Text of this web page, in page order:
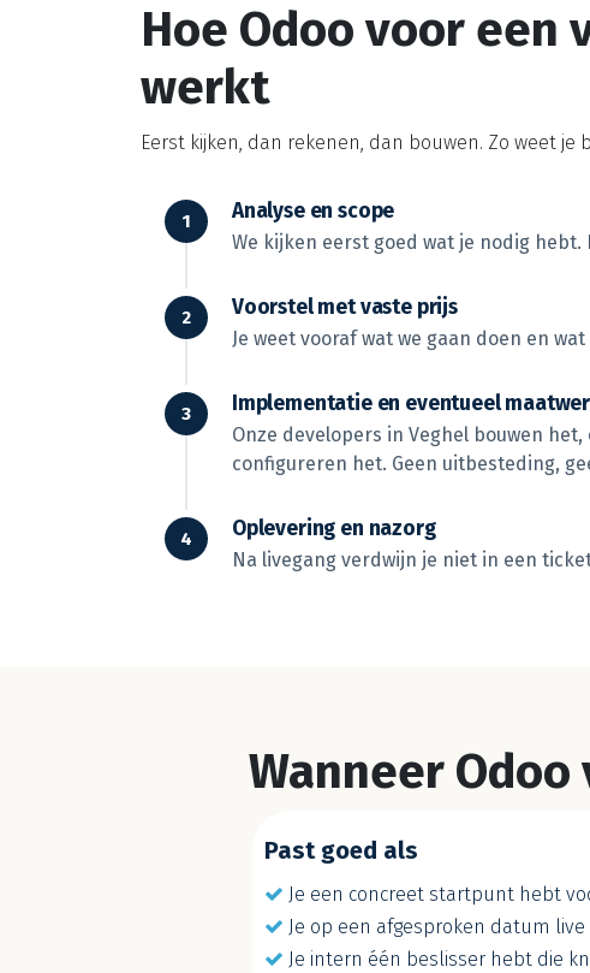
Hoe Odoo voor een
werkt
Eerst kijken, dan rekenen, dan bouwen. Zo weet
Analyse en scope
We kijken eerst goed wat je nodig hebt.
Voorstel met vaste prijs
Je weet vooraf wat we gaan doen en
Implementatie en eventueel
Onze developers in Veghel bouwen
configureren het. Geen uitbesteding,
Oplevering en nazorg
Na livegang verdwijn je niet in een
Wanneer
Past goed als
Je een concreet startpunt hebt
Je op een afgesproken datum live
Je intern één beslisser hebt die